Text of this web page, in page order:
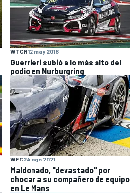
WTCR12 may 2018
Guerrieri subió a lo más alto del
podio en Nurburgring
WEC24 ago 2021
Maldonado, "devastado" por
chocar a su compañero de equipo
en Le Mans